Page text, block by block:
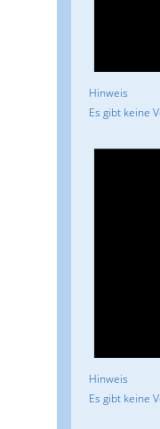
Hinweis
Es gibt keine
Hinweis
Es gibt keine